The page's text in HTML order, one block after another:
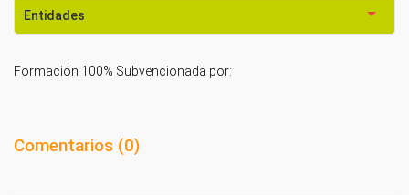
Entidades
Formación 100% Subvencionada por:
Comentarios (0)